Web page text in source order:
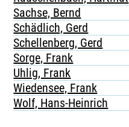
Sachse, Bernd
Schädlich, Gerd
Schellenberg, Gerd
Sorge, Frank
Uhlig, Frank
Wiedensee, Frank
Wolf, Hans-Heinrich